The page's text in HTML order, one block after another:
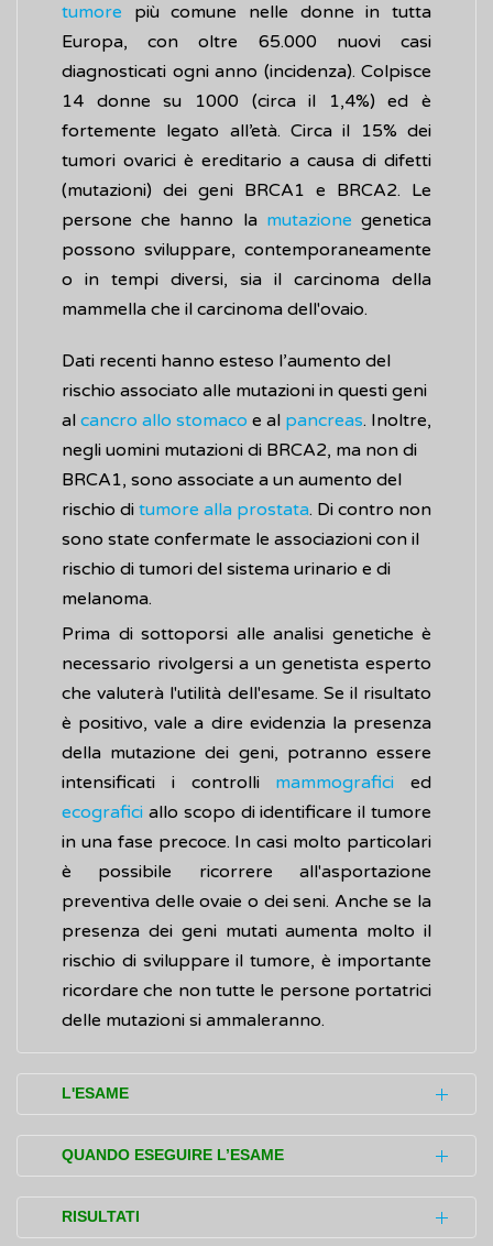
tumore più comune nelle donne in tutta
Europa, con oltre 65.000 nuovi casi
diagnosticati ogni anno (incidenza). Colpisce
14 donne su 1000 (circa il 1,4%) ed è
fortemente legato all’età. Circa il 15% dei
tumori ovarici è ereditario a causa di difetti
(mutazioni) dei geni BRCA1 e BRCA2. Le
persone che hanno la mutazione genetica
possono sviluppare, contemporaneamente
o in tempi diversi, sia il carcinoma della
mammella che il carcinoma dell'ovaio.
Dati recenti hanno esteso l’aumento del
rischio associato alle mutazioni in questi geni
al cancro allo stomaco e al pancreas. Inoltre,
negli uomini mutazioni di BRCA2, ma non di
BRCA1, sono associate a un aumento del
rischio di tumore alla prostata. Di contro non
sono state confermate le associazioni con il
rischio di tumori del sistema urinario e di
melanoma.
Prima di sottoporsi alle analisi genetiche è
necessario rivolgersi a un genetista esperto
che valuterà l'utilità dell'esame. Se il risultato
è positivo, vale a dire evidenzia la presenza
della mutazione dei geni, potranno essere
intensificati i controlli mammografici ed
ecografici allo scopo di identificare il tumore
in una fase precoce. In casi molto particolari
è possibile ricorrere all'asportazione
preventiva delle ovaie o dei seni. Anche se la
presenza dei geni mutati aumenta molto il
rischio di sviluppare il tumore, è importante
ricordare che non tutte le persone portatrici
delle mutazioni si ammaleranno.
L'ESAME
Il test (esame) analizza nel dettaglio la
sequenza di molecole dei geni BRCA1 e
BRCA2 per cercare alterazioni (mutazioni)
associate ad una condizione ereditaria di
QUANDO ESEGUIRE L’ESAME
La presenza di più casi di
RISULTATI